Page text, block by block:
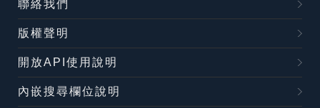
聯絡我們
版權聲明
開放API使用說明
內嵌搜尋欄位說明